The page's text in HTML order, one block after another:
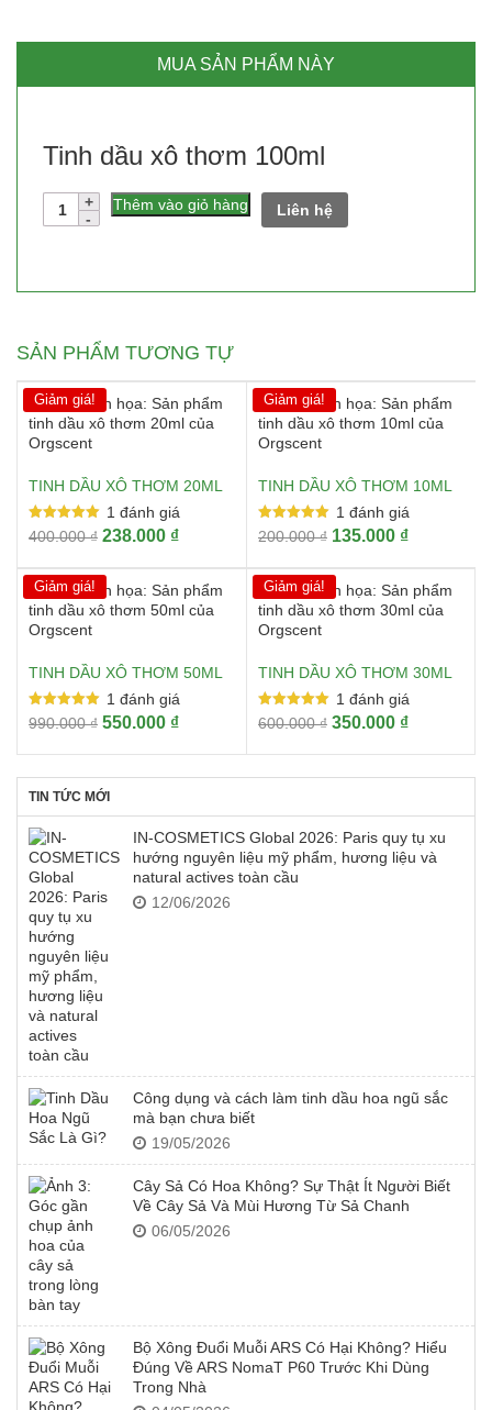
MUA SẢN PHẨM NÀY
Tinh dầu xô thơm 100ml
Số
lượng
Thêm vào giỏ hàng Liên hệ
SẢN PHẨM TƯƠNG TỰ
Giảm giá!
TINH DẦU XÔ THƠM 20ML
Được xếp
hạng
5 sao
1 đánh giá
400.000₫ Giá
là:
400.000 ₫.
238.000 ₫Giá
tại
là:
238.000 ₫.
Giảm giá!
TINH DẦU XÔ THƠM 10ML
Được xếp
hạng
5 sao
1 đánh giá
200.000₫ Giá
là:
200.000 ₫.
135.000 ₫Giá
tại
là:
Giảm giá!
TINH DẦU XÔ THƠM 50ML
Được xếp
hạng
5 sao
1 đánh giá
990.000₫ Giá
990.000 ₫.
550.000 ₫Giá
550.000 ₫.
Giảm giá!
TINH DẦU XÔ THƠM 30ML
Được xếp
hạng
5 sao
1 đánh giá
600.000₫ Giá
350.000 ₫Giá
350.000 ₫.
TIN TỨC MỚI
IN-COSMETICS Global 2026: Paris quy tụ xu
hướng nguyên liệu mỹ phẩm, hương liệu và
natural actives toàn cầu
12/06/2026
Công dụng và cách làm tinh dầu hoa ngũ sắc
mà bạn chưa biết
19/05/2026
Cây Sả Có Hoa Không? Sự Thật Ít Người Biết
Về Cây Sả Và Mùi Hương Từ Sả Chanh
06/05/2026
Bộ Xông Đuổi Muỗi ARS Có Hại Không? Hiểu
Đúng Về ARS NomaT P60 Trước Khi Dùng
Trong Nhà